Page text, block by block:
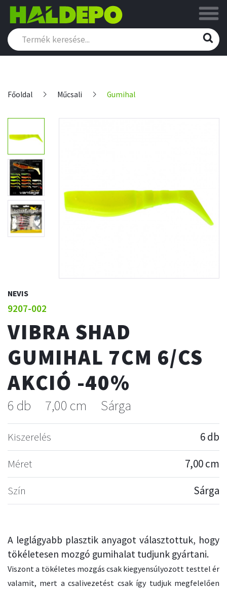
Főoldal Műcsali Gumihal
NEVIS
9207-002
VIBRA SHAD
GUMIHAL 7CM 6/CS
AKCIÓ -40%
6 db 7,00 cm Sárga
Kiszerelés
6 db
Méret
7,00 cm
Szín
Sárga
A leglágyabb plasztik anyagot választottuk, hogy
tökéletesen mozgó gumihalat tudjunk gyártani.
Viszont a tökéletes mozgás csak kiegyensúlyozott testtel ér
valamit, mert a csalivezetést csak így tudjuk megfelelően